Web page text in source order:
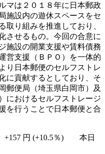
マは２０１８年に日本郵政
施設内の遊休スペースをセ
取り組みを推進しており、
させるもの。今回の合意に
施設の開業支援や賃料債務
営支援（ＢＰＯ）を一体的
り日本郵便のセルフストレ
に貢献するとしており、そ
郵便局（埼玉県白岡市）及
におけるセルフストレージ
を行うことで日本郵便と合
+157 円 (+10.5％) 本日